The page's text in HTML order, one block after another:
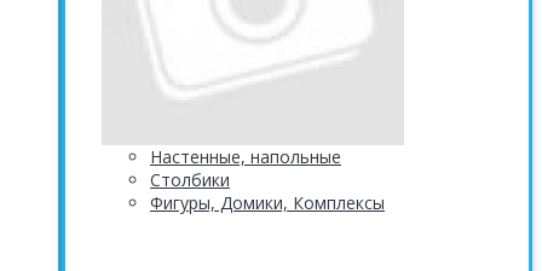
Настенные, напольные
Столбики
Фигуры, Домики, Комплексы